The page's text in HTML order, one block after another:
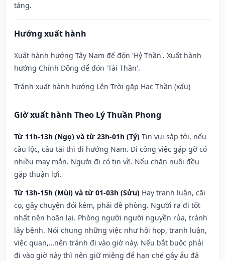
táng.
Hướng xuất hành
Xuất hành hướng Tây Nam để đón 'Hỷ Thần'. Xuất hành
hướng Chính Đông để đón 'Tài Thần'.
Tránh xuất hành hướng Lên Trời gặp Hạc Thần (xấu)
Giờ xuất hành Theo Lý Thuần Phong
Từ 11h-13h (Ngọ) và từ 23h-01h (Tý) Tin vui sắp tới, nếu
cầu lộc, cầu tài thì đi hướng Nam. Đi công việc gặp gỡ có
nhiều may mắn. Người đi có tin về. Nếu chăn nuôi đều
gặp thuận lợi.
Từ 13h-15h (Mùi) và từ 01-03h (Sửu) Hay tranh luận, cãi
cọ, gây chuyện đói kém, phải đề phòng. Người ra đi tốt
nhất nên hoãn lại. Phòng người người nguyền rủa, tránh
lây bệnh. Nói chung những việc như hội họp, tranh luận,
việc quan,…nên tránh đi vào giờ này. Nếu bắt buộc phải
đi vào giờ này thì nên giữ miệng để hạn ché gây ẩu đả